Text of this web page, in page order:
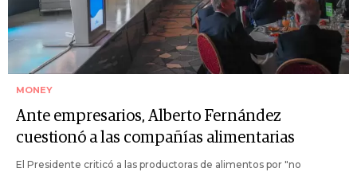
MONEY
Ante empresarios, Alberto Fernández
cuestionó a las compañías alimentarias
El Presidente criticó a las productoras de alimentos por "no